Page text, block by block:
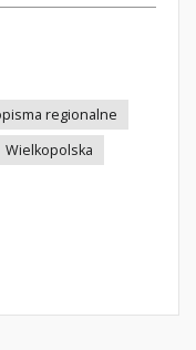
regionalne
Wielkopolska